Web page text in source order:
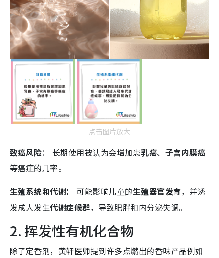
点击图片放大
致癌风险： 长期使用被认为会增加患乳癌、 子宫内膜癌
等癌症的几率。
生殖系统和代谢：
可能影响儿童的生殖器官发育，并诱
发成人发生代谢症候群，导致肥胖和内分泌失调。
2. 挥发性有机化合物
除了定香剂，黄轩医师提到许多点燃出的香味产品例如